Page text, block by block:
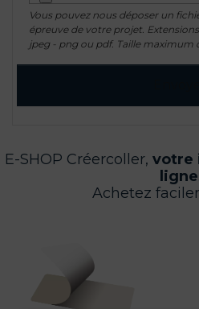
Vous pouvez nous déposer un
épreuve de votre projet.
jpeg - png ou pdf. Taille maximum
E-SHOP Créercoller, votre
ligne
Achetez